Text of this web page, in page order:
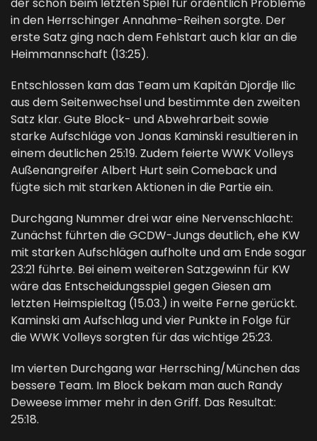
in den Herrschinger Annahme-Reihen sorgte. Der
erste Satz ging nach dem Fehlstart auch klar an die
Heimmannschaft (13:25).
Entschlossen kam das Team um Kapitän Djordje Ilic
aus dem Seitenwechsel und bestimmte den zweiten
Satz klar. Gute Block- und Abwehrarbeit sowie
starke Aufschläge von Jonas Kaminski resultieren in
einem deutlichen 25:19. Zudem feierte WWK Volleys
Außenangreifer Albert Hurt sein Comeback und
fügte sich mit starken Aktionen in die Partie ein.
Durchgang Nummer drei war eine Nervenschlacht:
Zunächst führten die GCDW-Jungs deutlich, ehe KW
mit starken Aufschlägen aufholte und am Ende sogar
23:21 führte. Bei einem weiteren Satzgewinn für KW
wäre das Entscheidungsspiel gegen Giesen am
letzten Heimspieltag (15.03.) in weite Ferne gerückt.
Kaminski am Aufschlag und vier Punkte in Folge für
die WWK Volleys sorgten für das wichtige 25:23.
Im vierten Durchgang war Herrsching/München das
bessere Team. Im Block bekam man auch Randy
Deweese immer mehr in den Griff. Das Resultat:
25:18.